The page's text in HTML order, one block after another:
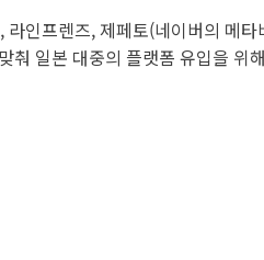
인프렌즈, 제페토(네이버의 메
일본 대중의 플랫폼 유입을 위